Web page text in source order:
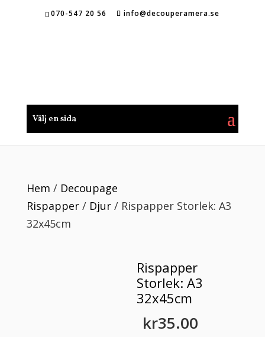
070-547 20 56 info@decouperamera.se
Välj en sida
Hem / Decoupage
Rispapper/ Djur/ Rispapper Storlek: A3
32x45cm
Rispapper
Storlek: A3
32x45cm
kr35.00